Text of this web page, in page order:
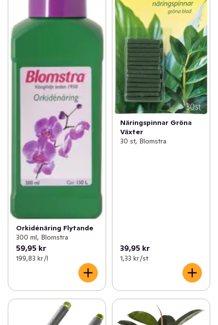
Orkidénäring Flytande
300 ml, Blomstra
59,95 kr
199,83 kr /l
Näringspinnar Gröna
Växter
30 st, Blomstra
39,95 kr
1,33 kr /st